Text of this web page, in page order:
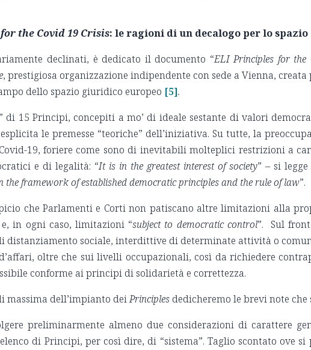
the Covid 19 Crisis: le ragioni di un decalogo per lo
declinati, è dedicato il documento “ELI Principles for the
, prestigiosa organizzazione indipendente con sede a Vienna,
dello spazio giuridico europeo [5].
di 15 Principi, concepiti a mo’ di ideale sestante di valori
le premesse “teoriche” dell’iniziativa. Su tutte, la
19, foriere come sono di inevitabili molteplici restrizioni a
e di legalità: “It is in the greatest interest of society” – si
the framework of established democratic principles and the rule of law”.
che Parlamenti e Corti non patiscano altre limitazioni alla
in ogni caso, limitazioni “subject to democratic control”. Sul
distanziamento sociale, interdittive di determinate attività o
oltre che sui livelli occupazionali, così da richiedere
conforme ai principi di solidarietà e correttezza.
massima dell’impianto deiPrinciples dedicheremo le brevi note che
preliminarmente almeno due considerazioni di carattere
di Principi, per così dire, di “sistema”. Taglio scontato ove